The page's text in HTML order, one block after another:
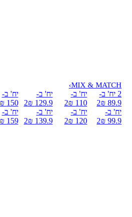
MIX & MATCH
›
2 יח' ב-
89.9 ₪
2
יח' ב-
99.9 ₪
2
יח' ב-
110 ₪
2
יח' ב-
120 ₪
2
יח' ב-
129.9 ₪
2
יח' ב-
139.9 ₪
2
יח' ב-
150 ₪
יח' ב-
159 ₪